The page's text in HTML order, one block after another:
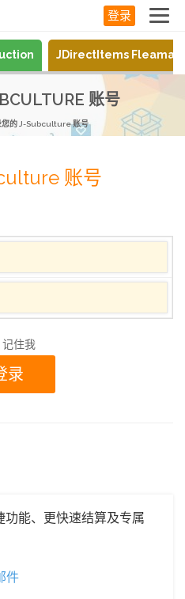
登录
JDirectItems
账号
您的 J-Subculture 账号
账号
记住我
能、更快速结算及专属
件